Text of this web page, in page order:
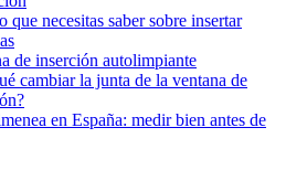
que necesitas saber sobre insertar
de inserción autolimpiante
cambiar la junta de la ventana de
en España: medir bien antes de